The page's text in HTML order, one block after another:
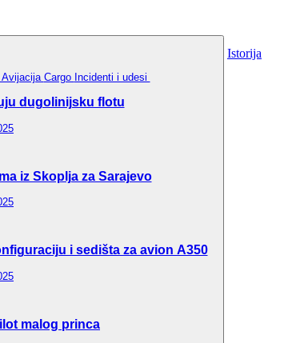
Cargo Incidenti i udesi
dugolinijsku flotu
iz Skoplja za Sarajevo
i sedišta za avion A350
malog princa
Istorija